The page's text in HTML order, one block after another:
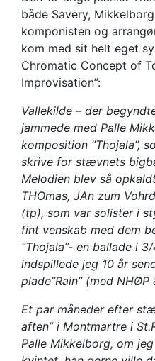
både Savery,
komponisten og
kom med sit helt eget
Chromatic Concept of
Improvisation”:
Vallekilde – der
jammede med Palle
komposition ”Thojala”,
skrive for stævnets
Melodien blev så
THOmas, JAn zum
(tp), som var solister i
fint venskab med dem
”Thojala”- en ballade i
indspillede jeg 10 år
plade”Rain” (med
Et par måneder efter
aften” i Montmartre i
Palle Mikkelborg, om